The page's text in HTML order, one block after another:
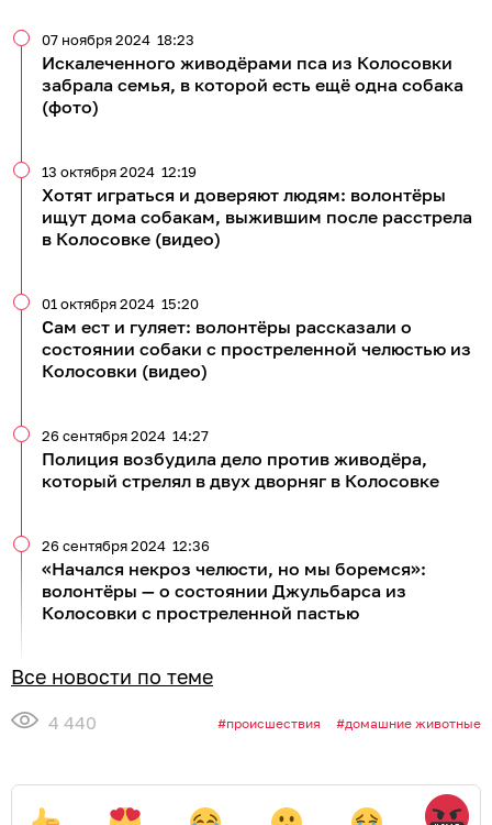
Искалеченного живодёрами пса из Колосовки
забрала семья, в которой есть ещё одна собака
(фото)
07 ноября 2024 18:23
Хотят играться и доверяют людям: волонтёры
ищут дома собакам, выжившим после расстрела
в Колосовке (видео)
13 октября 2024 12:19
Сам ест и гуляет: волонтёры рассказали о
состоянии собаки с простреленной челюстью из
Колосовки (видео)
01 октября 2024 15:20
Полиция возбудила дело против живодёра,
который стрелял в двух дворняг в Колосовке
26 сентября 2024 14:27
«Начался некроз челюсти, но мы боремся»:
волонтёры — о состоянии Джульбарса из
Колосовки с простреленной пастью
26 сентября 2024 12:36
Все новости по теме
4 440 происшествия домашние животные